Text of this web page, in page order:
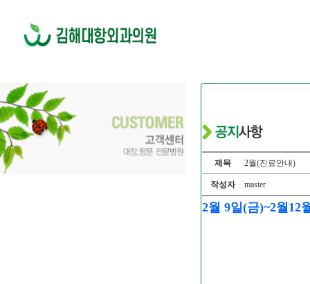
제목 2월(진료안내)
작성자 master
2월 9일(금)~2월12